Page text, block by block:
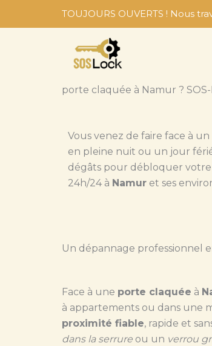
TOUJOURS OUVERTS ! Nous
porte claquée à Namur ?
Vous venez de faire face à
en pleine nuit ou un jour
dégâts pour débloquer votre
24h/24 à Namur et ses
Un dépannage professionnel
Face à une porte claquée à
à appartements ou dans une
proximité fiable, rapide et
dans la serrure ou un verrou